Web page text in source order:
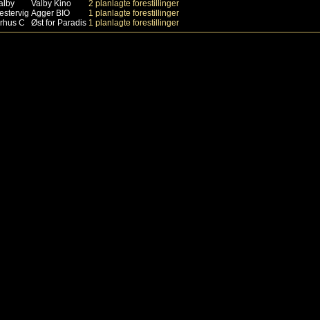
Valby Kino
2 planlagte forestillinger
Agger BIO
1 planlagte forestillinger
C Øst for Paradis 1 planlagte forestillinger